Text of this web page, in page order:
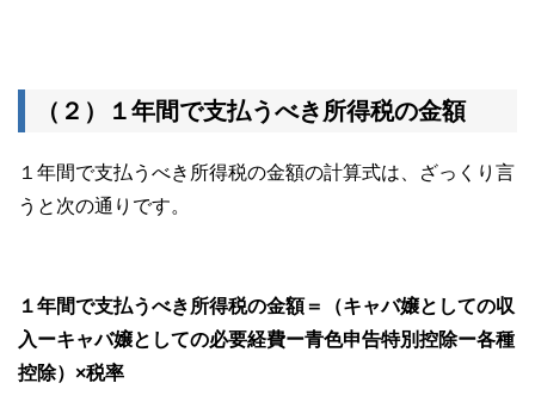
（２）１年間で支払うべき所得税の金額
１年間で支払うべき所得税の金額の計算式は、ざっくり言
うと次の通りです。
１年間で支払うべき所得税の金額＝（キャバ嬢としての収
入ーキャバ嬢としての必要経費ー青色申告特別控除ー各種
控除）×税率